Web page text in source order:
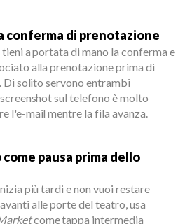
conferma di prenotazione
a portata di mano la conferma e
alla prenotazione prima di
solito servono entrambi
sul telefono è molto
l'e-mail mentre la fila avanza.
pausa prima dello
più tardi e non vuoi restare
alle porte del teatro, usa
come tappa intermedia